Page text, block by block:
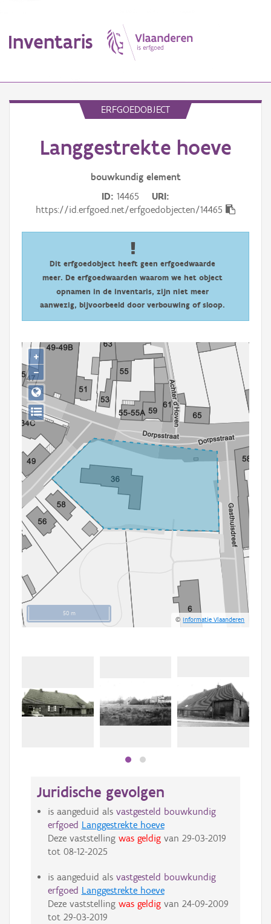
Inventaris
Erfgoedobject
Persoon of collectief
Downloads
Aanmelden
ERFGOEDOBJECT
Langgestrekte hoeve
bouwkundig element
ID 14465
URI
https://id.erfgoed.net/erfgoedobjecten/14465
Dit erfgoedobject heeft geen erfgoedwaarde
meer. De erfgoedwaarden waarom we het object
opnamen in de inventaris, zijn niet meer
aanwezig, bijvoorbeeld door verbouwing of sloop.
50 m
©Informatie Vlaanderen
+
−
Juridische gevolgen
is aangeduid als vastgesteld bouwkundig
erfgoed Langgestrekte hoeve
Deze vaststelling was geldigvan 29-03-2019
tot 08-12-2025
is aangeduid als vastgesteld bouwkundig
erfgoed Langgestrekte hoeve
Deze vaststelling was geldigvan 24-09-2009
tot 29-03-2019